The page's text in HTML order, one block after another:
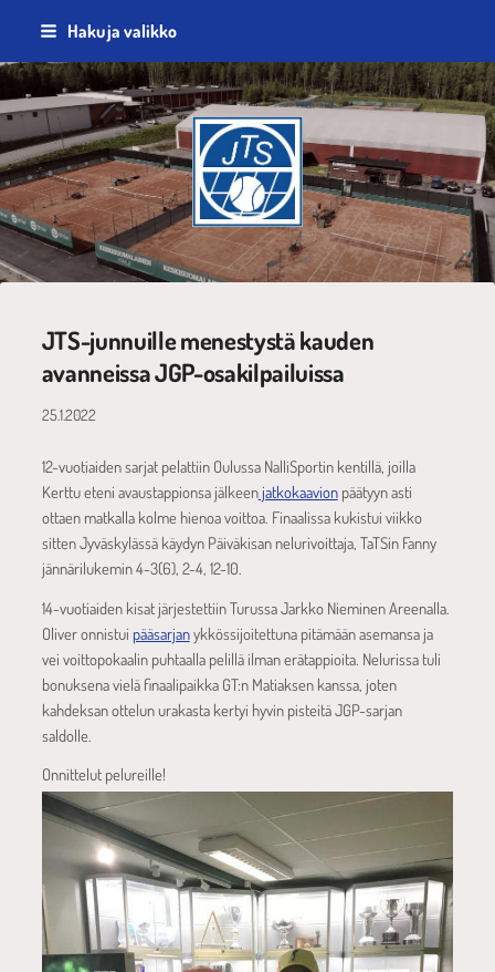
Siirry
sisältöön
Haku ja valikko
Jyväskylän Tennisseura ry
JTS-junnuille menestystä kauden
avanneissa JGP-osakilpailuissa
25.1.2022
12-vuotiaiden sarjat pelattiin Oulussa NalliSportin kentillä, joilla
Kerttu eteni avaustappionsa jälkeenjatkokaavionpäätyyn asti
ottaen matkalla kolme hienoa voittoa. Finaalissa kukistui viikko
sitten Jyväskylässä käydyn Päiväkisan nelurivoittaja, TaTSin Fanny
jännärilukemin 4-3(6), 2-4, 12-10.
14-vuotiaiden kisat järjestettiin Turussa Jarkko Nieminen Areenalla.
Oliver onnistui pääsarjanykkössijoitettuna pitämään asemansa ja
vei voittopokaalin puhtaalla pelillä ilman erätappioita. Nelurissa tuli
bonuksena vielä finaalipaikka GT:n Matiaksen kanssa, joten
kahdeksan ottelun urakasta kertyi hyvin pisteitä JGP-sarjan
saldolle.
Onnittelut pelureille!